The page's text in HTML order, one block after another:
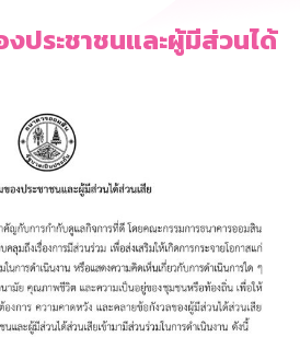
ประชาชนและผู้มีส่วนได้